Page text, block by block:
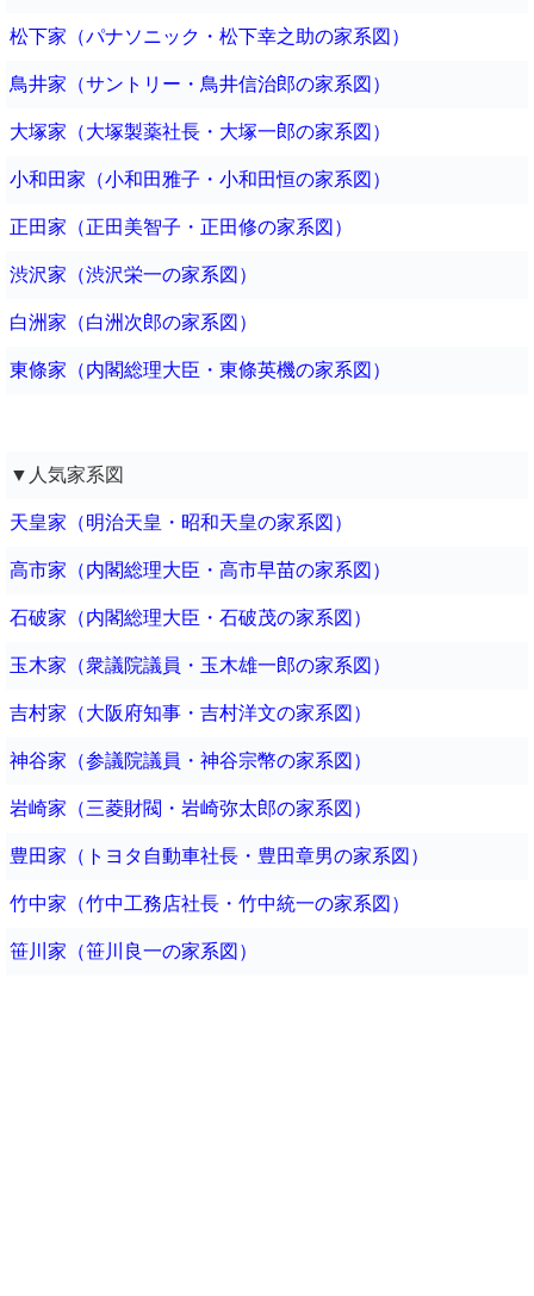
松下家（パナソニック・松下幸之助の家系図）
鳥井家（サントリー・鳥井信治郎の家系図）
大塚家（大塚製薬社長・大塚一郎の家系図）
小和田家（小和田雅子・小和田恒の家系図）
正田家（正田美智子・正田修の家系図）
渋沢家（渋沢栄一の家系図）
白洲家（白洲次郎の家系図）
東條家（内閣総理大臣・東條英機の家系図）
▼人気家系図
天皇家（明治天皇・昭和天皇の家系図）
高市家（内閣総理大臣・高市早苗の家系図）
石破家（内閣総理大臣・石破茂の家系図）
玉木家（衆議院議員・玉木雄一郎の家系図）
吉村家（大阪府知事・吉村洋文の家系図）
神谷家（参議院議員・神谷宗幣の家系図）
岩崎家（三菱財閥・岩崎弥太郎の家系図）
豊田家（トヨタ自動車社長・豊田章男の家系図）
竹中家（竹中工務店社長・竹中統一の家系図）
笹川家（笹川良一の家系図）